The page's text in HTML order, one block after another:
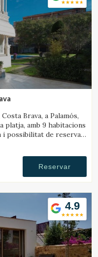
Brava, a Palamós,
platja, amb 9 habitacions
i possibilitat de reservar
Reservar
4.9